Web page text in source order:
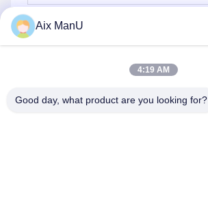
পাঠান
Aix ManU
4:19 AM
Good day, what product are you looking for?